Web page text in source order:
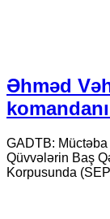
Əhməd
GADTB: Müctəba
Qüvvələrin Baş
Korpusunda